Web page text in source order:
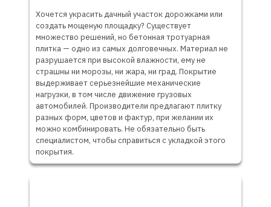
Хочется украсить дачный участок дорожками или
создать мощеную площадку? Существует
множество решений, но бетонная тротуарная
плитка — одно из самых долговечных. Материал не
разрушается при высокой влажности, ему не
страшны ни морозы, ни жара, ни град. Покрытие
выдерживает серьезнейшие механические
нагрузки, в том числе движение грузовых
автомобилей. Производители предлагают плитку
разных форм, цветов и фактур, при желании их
можно комбинировать. Не обязательно быть
специалистом, чтобы справиться с укладкой этого
покрытия.